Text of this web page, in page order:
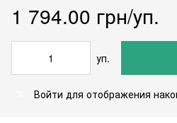
1 794.00 грн/уп.
уп.
Войти для отображения